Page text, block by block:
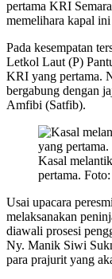
pertama KRI
memelihara kapal
Pada kesempatan
Letkol Laut (P)
KRI yang pertama.
bergabung dengan
Amfibi (Satfib).
Kasal
pertama.
Usai upacara
melaksanakan
diawali prosesi
Ny. Manik Siwi
para prajurit yang